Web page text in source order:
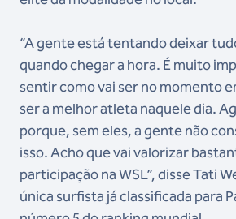
“A gente está tentando deixar
quando chegar a hora. É muito
sentir como vai ser no momento
ser a melhor atleta naquele dia.
porque, sem eles, a gente não
isso. Acho que vai valorizar
participação na WSL”, disse Tati
única surfista já classificada para